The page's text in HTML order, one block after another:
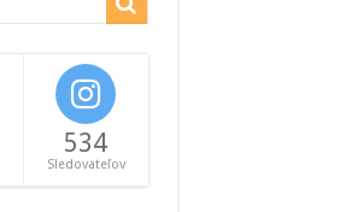
534
Sledovateľov